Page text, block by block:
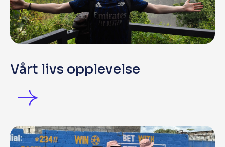
Vårt livs opplevelse